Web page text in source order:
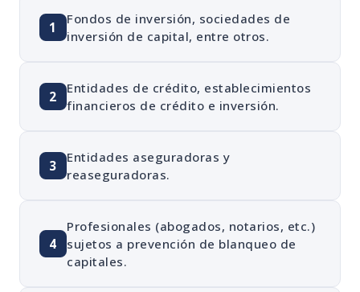
1
Fondos de inversión, sociedades de
inversión de capital, entre otros.
2
Entidades de crédito, establecimientos
financieros de crédito e inversión.
3
Entidades aseguradoras y
reaseguradoras.
4
Profesionales (abogados, notarios, etc.)
sujetos a prevención de blanqueo de
capitales.